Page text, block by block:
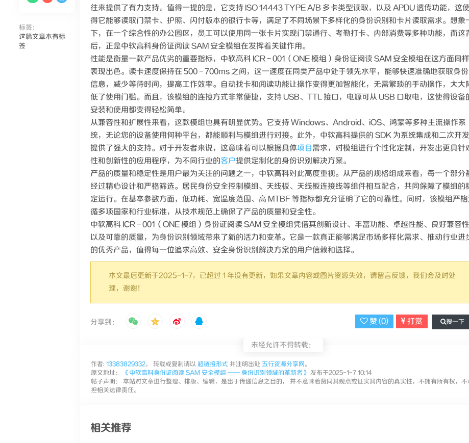
标签：
这篇文章木有标
签
往来提供了有力支持。值得一提的是，它支持 ISO 14443 TYPE A/B 多卡类型读取，以及 APDU 透传功能，这使
得它能够读取门禁卡、护照、闪付版本的银行卡等，满足了不同场景下多样化的身份识别和卡片读取需求。想象
下，在一个综合性的办公园区，员工可以使用同一张卡片实现门禁通行、考勤打卡、内部消费等多种功能，而这
后，正是中软高科身份证阅读 SAM 安全模组在发挥着关键作用。
性能是衡量一款产品优劣的重要指标，中软高科 ICR - 001（ONE 模组）身份证阅读 SAM 安全模组在这方面同样
表现出色。读卡速度保持在 500 - 700ms 之间，这一速度在同类产品中处于领先水平，能够快速准确地获取身份
信息，减少等待时间，提高工作效率。自动找卡和阅读功能让操作变得更加智能化，无需繁琐的手动操作，大大
低了使用门槛。而且，该模组的连接方式非常便捷，支持 USB、TTL 接口，电源可从 USB 口取电，这使得设备
安装和使用都变得轻松简单。
从兼容性和扩展性来看，这款模组也具有明显优势。它支持 Windows、Android、iOS、鸿蒙等多种主流操作系
统，无论您的设备使用何种平台，都能顺利与模组进行对接。此外，中软高科提供的 SDK 为系统集成和二次开发
提供了强大的支持。对于开发者来说，这意味着可以根据具体项目需求，对模组进行个性化定制，开发出更具针
性和创新性的应用程序，为不同行业的客户提供定制化的身份识别解决方案。
产品的质量和稳定性是用户最为关注的问题之一，中软高科对此高度重视。从产品的规格组成来看，每一个部分
经过精心设计和严格筛选。居民身份安全控制模组、天线板、天线板连接线等组件相互配合，共同保障了模组的
定运行。在基本参数方面，低功耗、宽温度范围、高 MTBF 等指标都充分证明了它的可靠性。同时，该模组严格
循多项国家和行业标准，从技术规范上确保了产品的质量和安全性。
中软高科 ICR - 001（ONE 模组）身份证阅读 SAM 安全模组凭借其创新设计、丰富功能、卓越性能、良好兼容性
以及可靠的质量，为身份识别领域带来了新的活力和变革。它是一款真正能够满足市场多样化需求、推动行业进
的优秀产品，值得每一位追求高效、安全身份识别解决方案的用户信赖和选择。
本文最后更新于2025-1-7，已超过 1 年没有更新，如果文章内容或图片资源失效，请留言反馈，我们会及时处
理，谢谢！
分享到： 赞 (0) 打赏 搜一下
未经允许不得转载：
作者: 13383829332， 转载或复制请以 超链接形式 并注明出处 五行资源分享网。
原文地址：
《中软高科身份证阅读 SAM 安全模组 —— 身份识别领域的革新者》 发布于2025-1-7 10:14
帖子声明： 本站对文章进行整理、排版、编辑，是出于传递信息之目的， 并不意味着赞同其观点或证实其内容的真实性，不拥有所有权，不
担相关法律责任。
相关推荐